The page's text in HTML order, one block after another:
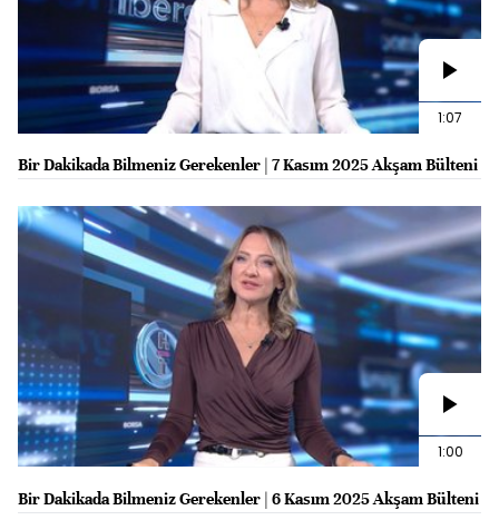
1:07
Bir Dakikada Bilmeniz Gerekenler | 7 Kasım 2025 Akşam Bülteni
1:00
Bir Dakikada Bilmeniz Gerekenler | 6 Kasım 2025 Akşam Bülteni